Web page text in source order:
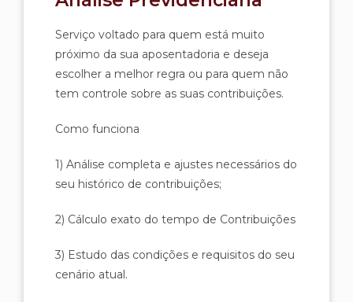
Serviço voltado para quem está muito
próximo da sua aposentadoria e deseja
escolher a melhor regra ou para quem não
tem controle sobre as suas contribuições.
Como funciona
1) Análise completa e ajustes necessários do
seu histórico de contribuições;
2) Cálculo exato do tempo de Contribuições
3) Estudo das condições e requisitos do seu
cenário atual.